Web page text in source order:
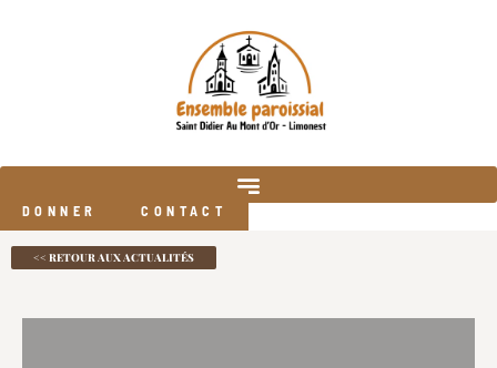
DONNER CONTACT
<< RETOUR AUX ACTUALITÉS